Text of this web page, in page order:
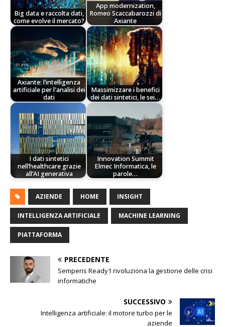
Big data e raccolta dati,
come evolve il mercato?
App modernization,
Romeo Scaccabarozzi di
Axiante
Axiante: l’intelligenza
artificiale per l'analisi dei
dati
Massimizzare i benefici
dei dati sintetici, le sei…
I dati sintetici
nell’healthcare grazie
all’AI generativa
Innovation Summit
Elmec Informatica, le
parole…
AZIENDE HOME INSIGHT
INTELLIGENZA ARTIFICIALE MACHINE LEARNING
PIATTAFORMA
PRECEDENTE
Semperis Ready1 rivoluziona la gestione delle crisi
informatiche
SUCCESSIVO
Intelligenza artificiale: il motore turbo per le
aziende